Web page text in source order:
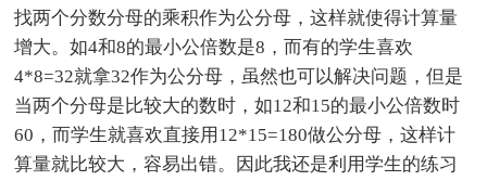
找两个分数分母的乘积作为公分母，这样就使得计算量
增大。如4和8的最小公倍数是8，而有的学生喜欢
4*8=32就拿32作为公分母，虽然也可以解决问题，但是
当两个分母是比较大的数时，如12和15的最小公倍数时
60，而学生就喜欢直接用12*15=180做公分母，这样计
算量就比较大，容易出错。因此我还是利用学生的练习